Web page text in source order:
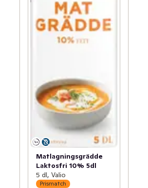
Matlagningsgrädde
Laktosfri 10% 5dl
5 dl, Valio
Prismatch